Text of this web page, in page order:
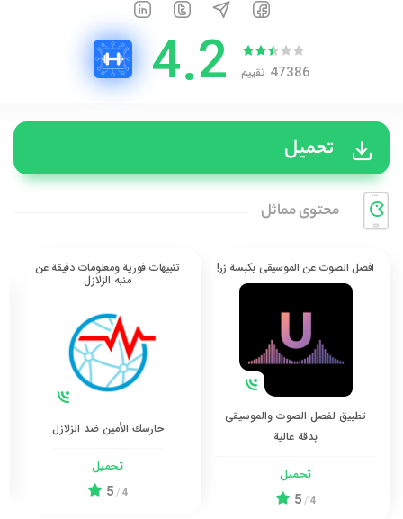
47386 تقييم 4.2
تحميل
محتوی مماثل
افصل الصوت عن الموسيقى بكبسة زر!
تطبيق لفصل الصوت والموسيقى
بدقة عالية
تحميل
4
/
5
تنبيهات فورية ومعلومات دقيقة عن
منبه الزلازل
حارسك الأمين ضد الزلازل
تحميل
4
/
5